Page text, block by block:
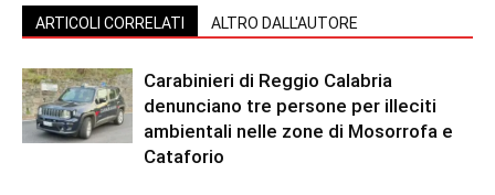
ARTICOLI CORRELATI ALTRO DALL'AUTORE
Carabinieri di Reggio Calabria
denunciano tre persone per illeciti
ambientali nelle zone di Mosorrofa e
Cataforio